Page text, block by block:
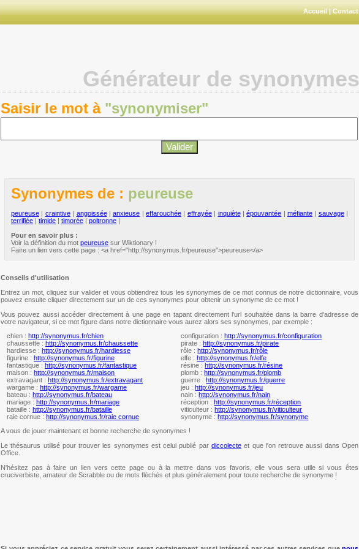
Accueil|Contact
Générateur de synonymes
Saisir le mot à "synonymiser"
Synonymes de : peureuse
peureuse | craintive| angoissée|anxieuse | effarouchée | effrayée| inquiète|épouvantée | méfiante | sauvage|
terrifiée | timide | timorée | poltronne |
Pour en savoir plus :
Voir la définition du mot peureuse sur Wiktionary !
Faire un lien vers cette page : <a href="http://synonymus.fr/peureuse">peureuse</a>
Conseils d'utilisation
Entrez un mot, cliquez sur valider et vous obtiendrez tous les synonymes de ce mot connus de notre dictionnaire, vous
pouvez ensuite cliquer directement sur un de ces synonymes pour obtenir un synonyme de ce mot !
Vous pouvez aussi accéder directement à une page en tapant directement l'url souhaitée dans la barre d'adresse de
votre navigateur, si ce mot figure dans notre dictionnaire vous aurez alors ses synonymes, par exemple :
chien : http://synonymus.fr/chien
chaussette : http://synonymus.fr/chaussette
hardiesse : http://synonymus.fr/hardiesse
figurine : http://synonymus.fr/figurine
fantastique : http://synonymus.fr/fantastique
maison : http://synonymus.fr/maison
extravagant : http://synonymus.fr/extravagant
wargame : http://synonymus.fr/wargame
bateau : http://synonymus.fr/bateau
mariage : http://synonymus.fr/mariage
bataille : http://synonymus.fr/bataille
raie cornue : http://synonymus.fr/raie cornue
configuration :http://synonymus.fr/configuration
pirate :http://synonymus.fr/pirate
rôle :http://synonymus.fr/rôle
elfe :http://synonymus.fr/elfe
résine :http://synonymus.fr/résine
plomb :http://synonymus.fr/plomb
guerre :http://synonymus.fr/guerre
jeu :http://synonymus.fr/jeu
nain :http://synonymus.fr/nain
réception :http://synonymus.fr/réception
viticulteur :http://synonymus.fr/viticulteur
synonyme :http://synonymus.fr/synonyme
A vous de jouer maintenant et bonne recherche de synonymes !
Le thésaurus utilisé pour trouver les synonymes est celui publié pardiccolecte et que l'on retrouve aussi dans Open
Office.
N'hésitez pas à faire un lien vers cette page ou à la mettre dans vos favoris, elle vous sera utile si vous êtes
cruciverbiste, amateur de Scrabble ou de mots fléchés et plus généralement pour toute recherche de synonyme !